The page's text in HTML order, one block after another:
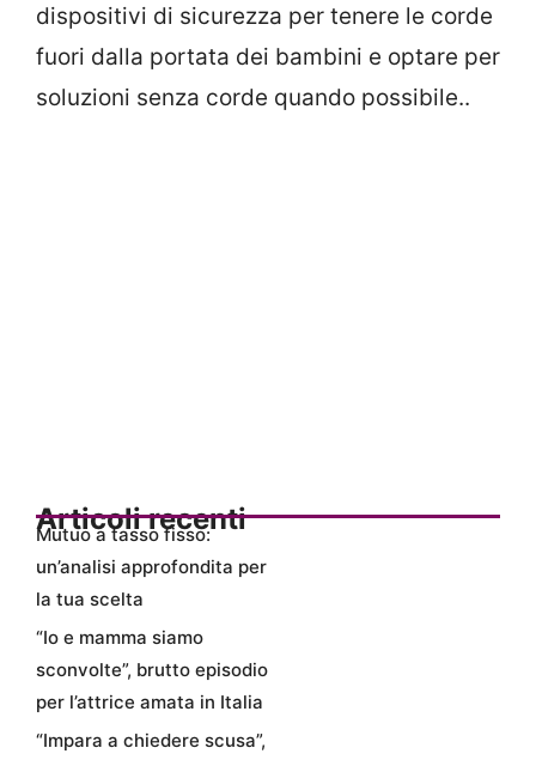
dispositivi di sicurezza per tenere le corde
fuori dalla portata dei bambini e optare per
soluzioni senza corde quando possibile..
Articoli recenti
Mutuo a tasso fisso:
un’analisi approfondita per
la tua scelta
“Io e mamma siamo
sconvolte”, brutto episodio
per l’attrice amata in Italia
“Impara a chiedere scusa”,